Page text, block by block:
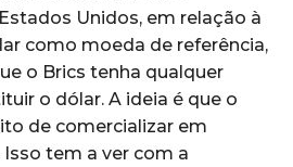
Unidos, em relação à
como moeda de referência,
o Brics tenha qualquer
o dólar. A ideia é que o
de comercializar em
tem a ver com a